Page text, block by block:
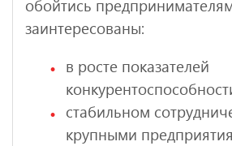
обойтись
заинтересованы:
в росте показателей
стабильном
крупными